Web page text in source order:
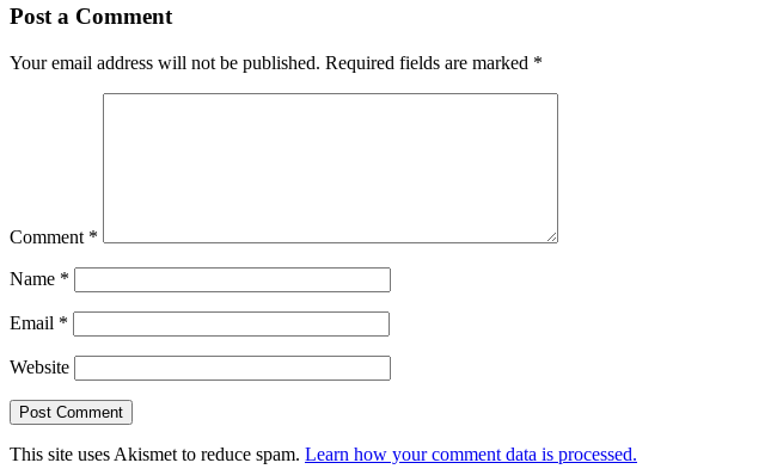
Post a Comment
Your email address will not be published. Required fields are marked *
Comment *
Name *
Email *
Website
This site uses Akismet to reduce spam. Learn how your comment data is processed.